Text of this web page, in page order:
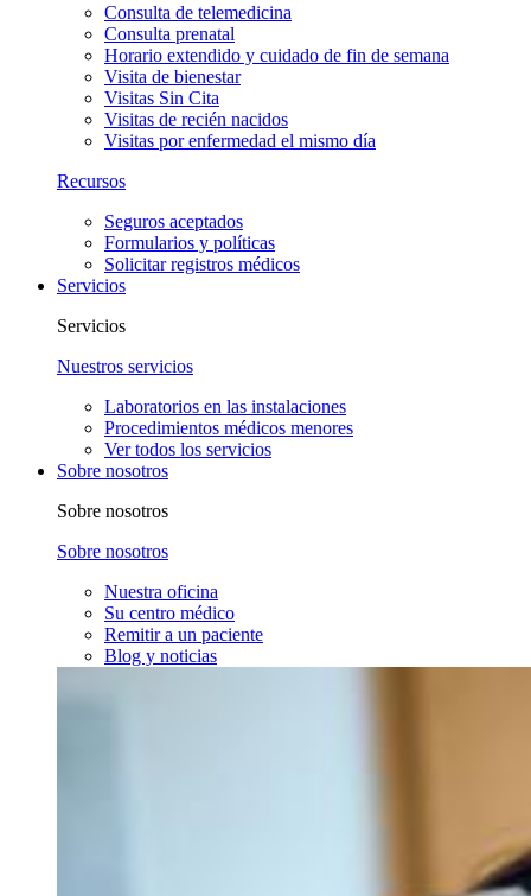
Consulta de telemedicina
Consulta prenatal
Horario extendido y cuidado de fin de semana
Visita de bienestar
Visitas Sin Cita
Visitas de recién nacidos
Visitas por enfermedad el mismo día
Recursos
Seguros aceptados
Formularios y políticas
Solicitar registros médicos
Servicios
Servicios
Nuestros servicios
Laboratorios en las instalaciones
Procedimientos médicos menores
Ver todos los servicios
Sobre nosotros
Sobre nosotros
Sobre nosotros
Nuestra oficina
Su centro médico
Remitir a un paciente
Blog y noticias